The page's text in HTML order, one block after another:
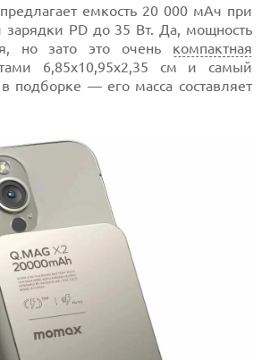
емкость 20 000 мАч при
зарядки PD до 35 Вт. Да, мощность
но зато это очень компактная
6,85х10,95х2,35 см и самый
подборке — его масса составляет